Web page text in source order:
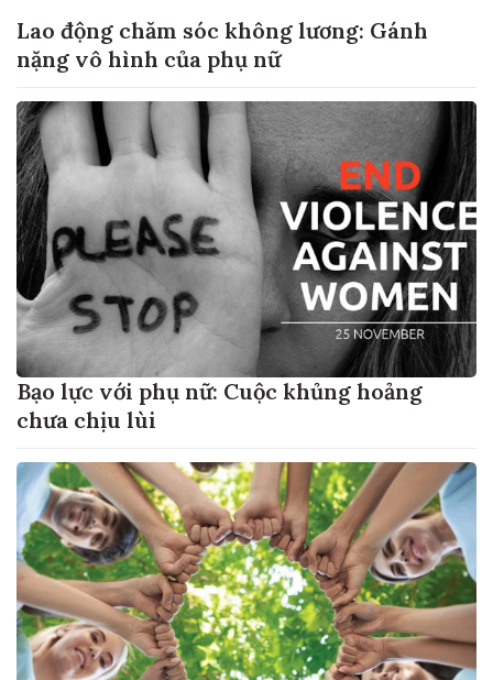
Lao động chăm sóc không lương: Gánh
nặng vô hình của phụ nữ
Bạo lực với phụ nữ: Cuộc khủng hoảng
chưa chịu lùi